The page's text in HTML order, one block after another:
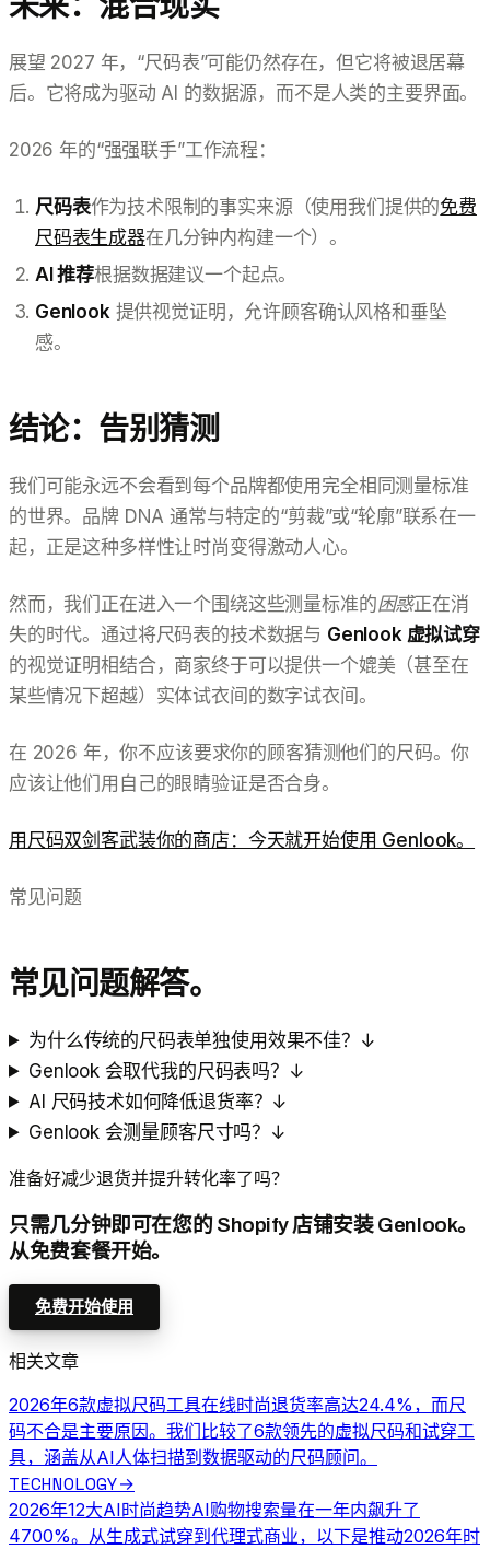
展望 2027 年，“尺码表”可能仍然存在，但它将被退居幕
后。它将成为驱动 AI 的数据源，而不是人类的主要界面。
2026 年的“强强联手”工作流程：
尺码表作为技术限制的事实来源（使用我们提供的免费
尺码表生成器在几分钟内构建一个）。
AI 推荐根据数据建议一个起点。
Genlook 提供视觉证明，允许顾客确认风格和垂坠
感。
结论：告别猜测
我们可能永远不会看到每个品牌都使用完全相同测量标准
的世界。品牌 DNA 通常与特定的“剪裁”或“轮廓”联系在一
起，正是这种多样性让时尚变得激动人心。
然而，我们正在进入一个围绕这些测量标准的困惑正在消
失的时代。通过将尺码表的技术数据与 Genlook 虚拟试穿
的视觉证明相结合，商家终于可以提供一个媲美（甚至在
某些情况下超越）实体试衣间的数字试衣间。
在 2026 年，你不应该要求你的顾客猜测他们的尺码。你
应该让他们用自己的眼睛验证是否合身。
用尺码双剑客武装你的商店：今天就开始使用 Genlook。
常见问题
常见问题解答。
为什么传统的尺码表单独使用效果不佳？ ↓
Genlook 会取代我的尺码表吗？ ↓
AI 尺码技术如何降低退货率？ ↓
Genlook 会测量顾客尺寸吗？ ↓
准备好减少退货并提升转化率了吗？
只需几分钟即可在您的 Shopify 店铺安装 Genlook。
从免费套餐开始。
免费开始使用
相关文章
2026年6款虚拟尺码工具在线时尚退货率高达24.4%，而尺
码不合是主要原因。我们比较了6款领先的虚拟尺码和试穿工
具，涵盖从AI人体扫描到数据驱动的尺码顾问。
TECHNOLOGY→
2026年12大AI时尚趋势AI购物搜索量在一年内飙升了
4700%。从生成式试穿到代理式商业，以下是推动2026年时